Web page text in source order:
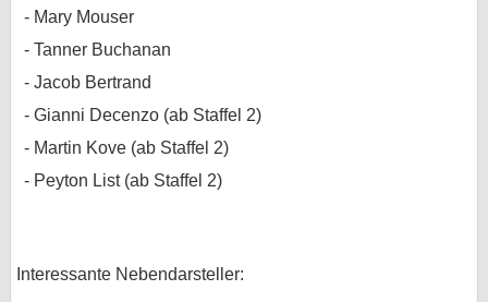
Mary Mouser
Tanner Buchanan
Jacob Bertrand
Gianni Decenzo (ab Staffel 2)
Martin Kove (ab Staffel 2)
Peyton List (ab Staffel 2)
Interessante Nebendarsteller: